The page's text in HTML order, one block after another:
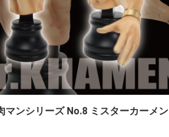
マンシリーズ No.8 ミスターカーメン